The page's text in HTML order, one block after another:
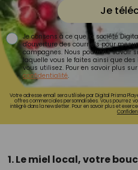
Je
Je consens à ce que la société
d'ouverture des courriels pour
campagnes. Nous pourrons savoir
laquelle vous le faites ainsi que
vous utilisez. Pour en savoir plus
confidentialité.
Votre adresse email sera utilisée par Digital Prisma
offres commerciales personnalisées. Vous pourrez
intégré dans la newsletter. Pour en savoir plus et
1. Le miel local, votre